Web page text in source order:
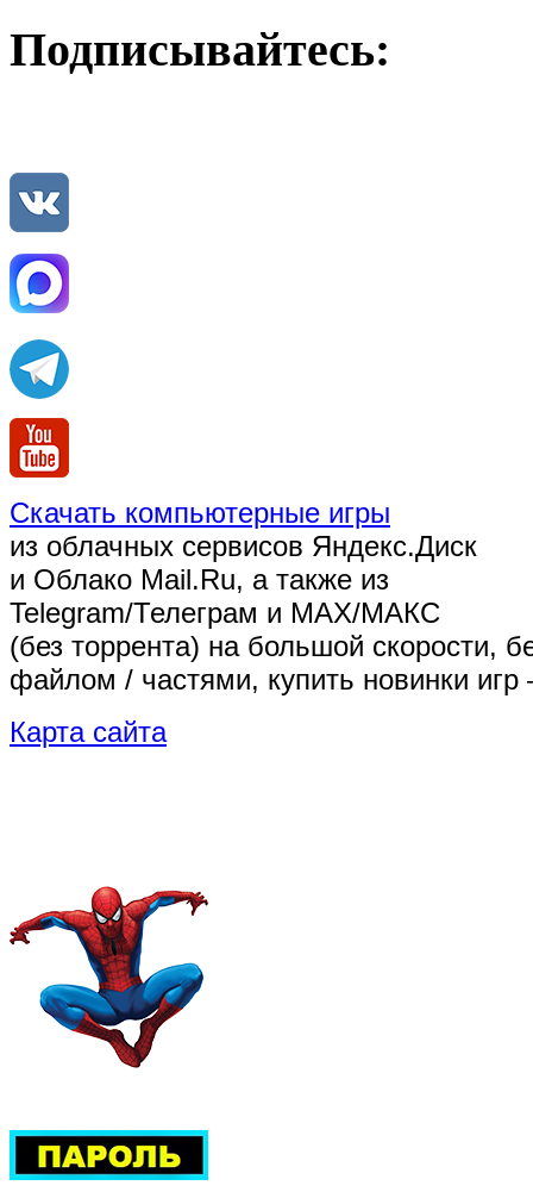
Подписывайтесь:
Скачать компьютерные игры
из облачных сервисов Яндекс.Диск
и Облако Mail.Ru, а также из
Telegram/Телеграм и MAX/МАКС
(без торрента) на большой скорости,
файлом / частями, купить новинки
Карта сайта